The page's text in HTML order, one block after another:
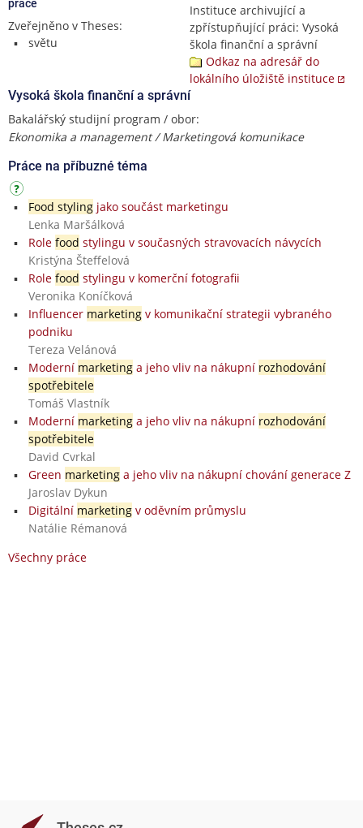
práce
Zveřejněno v Theses:
světu
Instituce archivující a
zpřístupňující práci: Vysoká
škola finanční a správní
Odkaz na adresář do
lokálního úložiště instituce
Vysoká škola finanční a správní
Bakalářský studijní program / obor:
Ekonomika a management / Marketingová komunikace
Práce na příbuzné téma
Food stylingjako součást marketingu
Lenka Maršálková
Role food stylingu v současných stravovacích návycích
Kristýna Šteffelová
Role food stylingu v komerční fotografii
Veronika Koníčková
Influencer marketingv komunikační strategii vybraného
podniku
Tereza Velánová
Moderní marketinga jeho vliv na nákupní rozhodování
spotřebitele
Tomáš Vlastník
Moderní marketinga jeho vliv na nákupní rozhodování
spotřebitele
David Cvrkal
Green marketinga jeho vliv na nákupní chování generace Z
Jaroslav Dykun
Digitální marketingv oděvním průmyslu
Natálie Rémanová
Všechny práce